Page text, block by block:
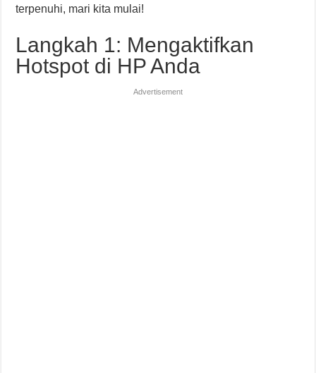
terpenuhi, mari kita mulai!
Langkah 1: Mengaktifkan
Hotspot di HP Anda
Advertisement